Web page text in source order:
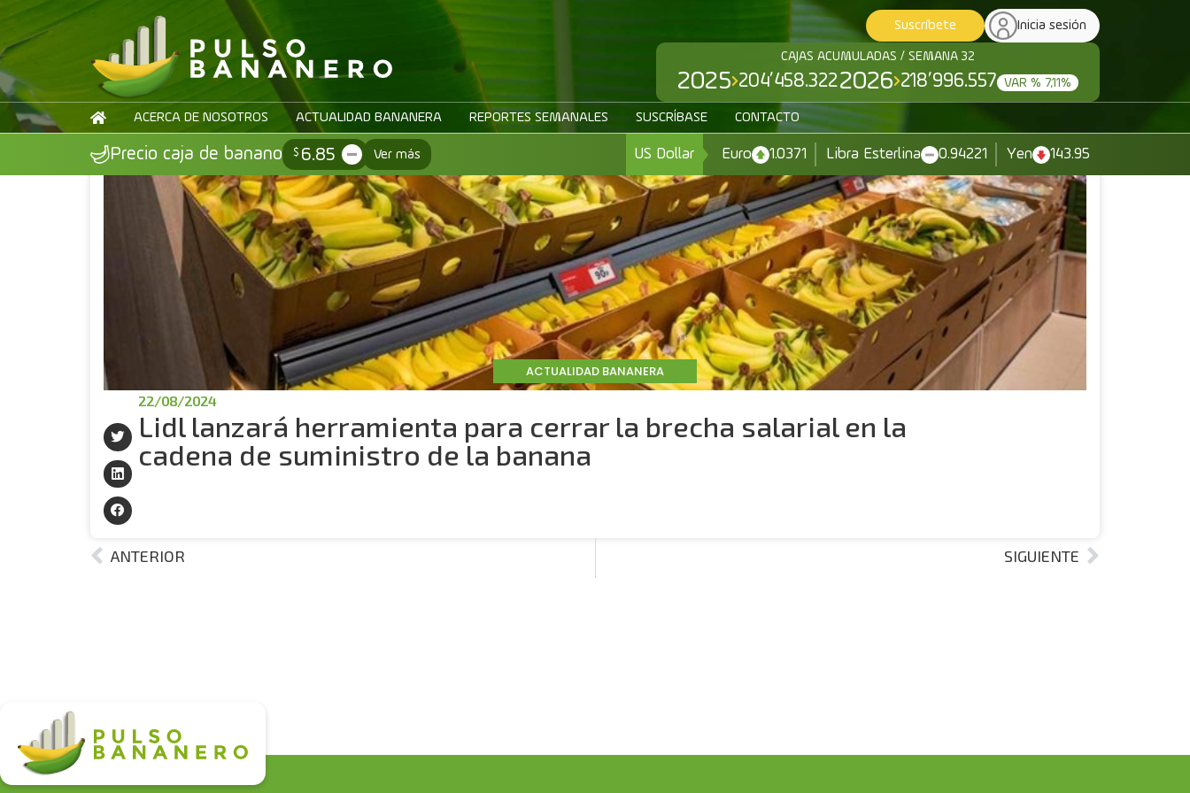
Suscríbete Inicia sesión
CAJAS ACUMULADAS / SEMANA 32
2025 204’458.3222026 218’996.557 VAR % 7,11%
ACERCA DE NOSOTROS ACTUALIDAD BANANERA REPORTES SEMANALES SUSCRÍBASE CONTACTO
Precio caja de banano $ 6.85 Ver más US Dollar Euro 1.0371 Libra Esterlina 0.94221 Yen 143.95
Volver
ACTUALIDAD BANANERA
22/08/2024
Lidl lanzará herramienta para cerrar la brecha salarial en la
cadena de suministro de la banana
ANTERIOR SIGUIENTE